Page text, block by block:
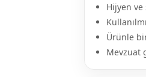
Hijyen ve
Ürünle
Mevzuat